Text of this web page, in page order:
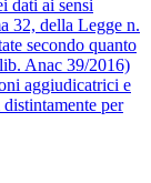
dati ai sensi
32, della Legge n.
secondo quanto
Anac 39/2016)
aggiudicatrici e
per